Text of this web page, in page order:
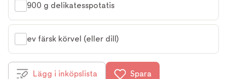
900 g delikatesspotatis
ev färsk körvel (eller dill)
Lägg i inköpslista Spara